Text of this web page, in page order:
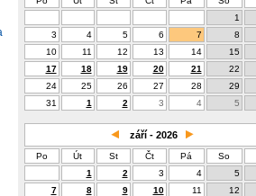
1
3
4 5 6 7 8
10
11 12 13 14 15
17
18 19 20 21 22
24
25 26 27 28 29
31
1 2 3 4 5
září - 2026
Po Út St Čt Pá So
1
2 3 4 5
7
8 9 10 11 12